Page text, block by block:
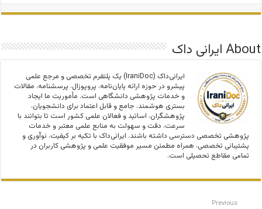
About ایرانی داک
ایرانی‌داک (IraniDoc) یک پلتفرم تخصصی و مرجع علمی
پیشرو در حوزه ارائه پایان‌نامه، پروپوزال، پرسشنامه، مقالات
و خدمات پژوهشی دانشگاهی است. مأموریت ما ایجاد
بستری هوشمند، جامع و قابل اعتماد برای دانشجویان،
پژوهشگران، اساتید و فعالان علمی کشور است تا بتوانند با
سرعت، دقت و سهولت به منابع علمی معتبر و خدمات
پژوهشی تخصصی دسترسی داشته باشند. ایرانی‌داک با تکیه بر کیفیت، نوآوری و
پشتیبانی تخصصی، همراه مطمئن مسیر موفقیت علمی و پژوهشی کاربران در
تمامی مقاطع تحصیلی است.
Previous